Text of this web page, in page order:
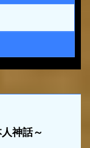
神話～